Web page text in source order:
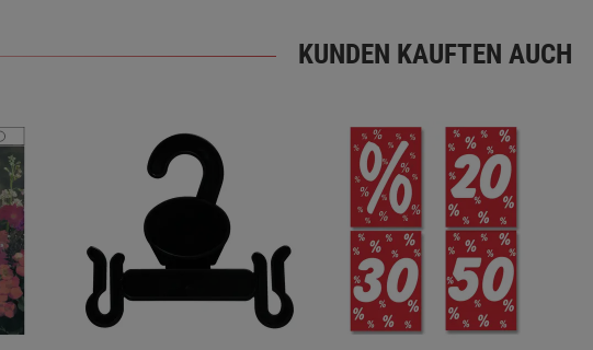
KUNDEN KAUFTEN AUCH